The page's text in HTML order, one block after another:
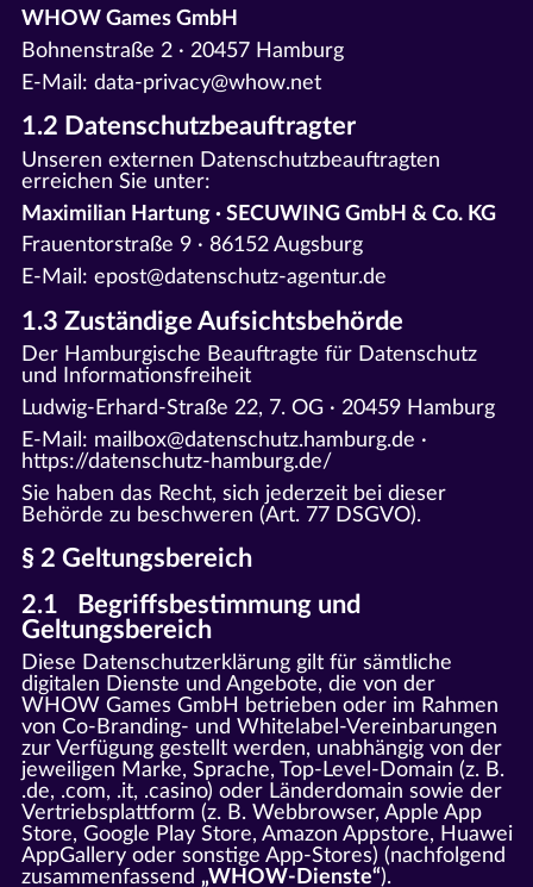
WHOW Games GmbH
Bohnenstraße 2 · 20457 Hamburg
E-Mail: data-privacy@whow.net
1.2 Datenschutzbeauftragter
Unseren externen Datenschutzbeauftragten
erreichen Sie unter:
Maximilian Hartung · SECUWING GmbH & Co. KG
Frauentorstraße 9 · 86152 Augsburg
E-Mail: epost@datenschutz-agentur.de
1.3 Zuständige Aufsichtsbehörde
Der Hamburgische Beauftragte für Datenschutz
und Informationsfreiheit
Ludwig-Erhard-Straße 22, 7. OG · 20459 Hamburg
E-Mail: mailbox@datenschutz.hamburg.de ·
https://datenschutz-hamburg.de/
Sie haben das Recht, sich jederzeit bei dieser
Behörde zu beschweren (Art. 77 DSGVO).
§ 2 Geltungsbereich
2.1 Begriffsbestimmung und
Geltungsbereich
Diese Datenschutzerklärung gilt für sämtliche
digitalen Dienste und Angebote, die von der
WHOW Games GmbH betrieben oder im Rahmen
von Co-Branding- und Whitelabel-Vereinbarungen
zur Verfügung gestellt werden, unabhängig von der
jeweiligen Marke, Sprache, Top-Level-Domain (z. B.
.de, .com, .it, .casino) oder Länderdomain sowie der
Vertriebsplattform (z. B. Webbrowser, Apple App
Store, Google Play Store, Amazon Appstore, Huawei
AppGallery oder sonstige App-Stores) (nachfolgend
zusammenfassend „WHOW-Dienste“).